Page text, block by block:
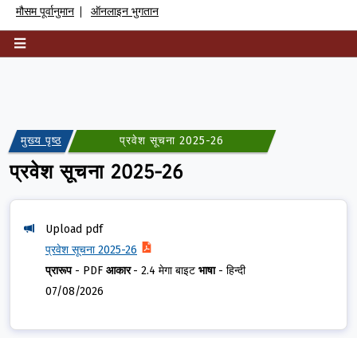
मौसम पूर्वानुमान ऑनलाइन भुगतान
मुख्य पृष्ठ प्रवेश सूचना 2025-26
प्रवेश सूचना 2025-26
Upload pdf
प्रवेश सूचना 2025-26
प्रारूप- PDF आकार- 2.4 मेगा बाइट भाषा- हिन्दी
07/08/2026